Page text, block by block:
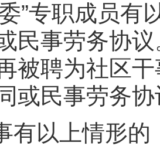
”专职成员有
民事劳务协
被聘为社区
或民事劳务
有以上情形